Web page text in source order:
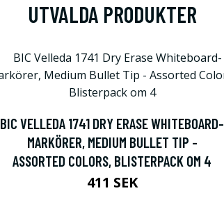
UTVALDA PRODUKTER
BIC VELLEDA 1741 DRY ERASE WHITEBOARD-
MARKÖRER, MEDIUM BULLET TIP -
ASSORTED COLORS, BLISTERPACK OM 4
411 SEK